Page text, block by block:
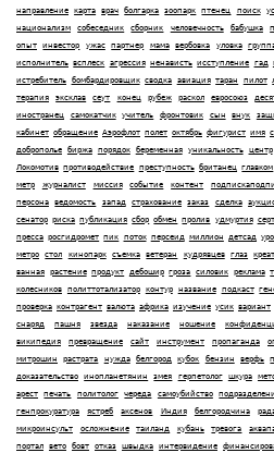
направление карта врач болгарка зоопарк птенец поиск
национализм
собеседник сборник человечность бабушка
опыт
инвестор ужас партнер мама вербовка уловка
исполнитель всплеск агрессия ненависть исступление гад
истребитель бомбардировщик сводка авиация таран пилот
терапия
эксклав сеут конец рубеж раскол евросоюз
иностранец
самокатчик учитель фронтовик сын внук
кабинет обращение Аэрофлот полет октябрь фигурист имя
доброполье биржа порядок беременная уникальность центр
Локомотив противодействие преступность британец главком
метр
журналист миссия событие контент
персона ведомость запад страхование заказ сделка
сенатор риска публикация сбор обмен пролив удмуртия
пресса росгидромет пик поток персеид миллион детсад
метро стол кинопарк съемка ветеран кудрявцев глаз
ванная растение продукт дебошир гроза силовик реклама
колесников политтотализатор контур название подкаст
проверка контрагент валюта африка изучение усик вариант
снаряд
пашня звезда наказание ношение
википедия
превращение сайт инструмент пропаганда
митрошин
растрата нужда белгород кубок бензин верфь
доказательство инопланетянин змея герпетолог шкура
арест
печать политолог череда самоубийство
генпрокуратура
ястреб аксенов Индия белгородчина
микроинсульт
осложнение таиланд кубань тревога
портал вето бовт отказ швыдка интервидение